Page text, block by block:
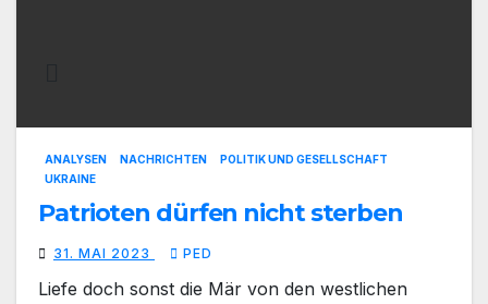
ANALYSEN NACHRICHTEN
POLITIK UND GESELLSCHAFT
UKRAINE
Patrioten dürfen nicht sterben
31. MAI 2023 PED
Liefe doch sonst die Mär von den westlichen